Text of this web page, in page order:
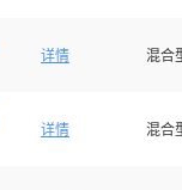
详情 混合
详情 混合